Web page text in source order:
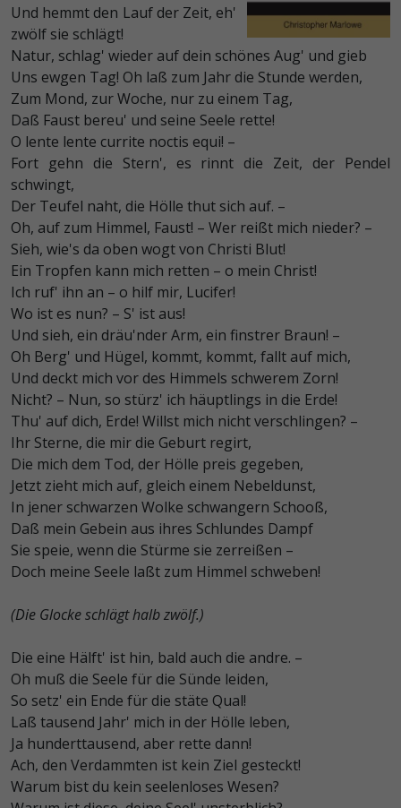
Und hemmt den Lauf der Zeit, eh'
zwölf sie schlägt!
Natur, schlag' wieder auf dein schönes Aug' und gieb
Uns ewgen Tag! Oh laß zum Jahr die Stunde werden,
Zum Mond, zur Woche, nur zu einem Tag,
Daß Faust bereu' und seine Seele rette!
O lente lente currite noctis equi! –
Fort gehn die Stern', es rinnt die Zeit, der Pendel
schwingt,
Der Teufel naht, die Hölle thut sich auf. –
Oh, auf zum Himmel, Faust! – Wer reißt mich nieder? –
Sieh, wie's da oben wogt von Christi Blut!
Ein Tropfen kann mich retten – o mein Christ!
Ich ruf' ihn an – o hilf mir, Lucifer!
Wo ist es nun? – S' ist aus!
Und sieh, ein dräu'nder Arm, ein finstrer Braun! –
Oh Berg' und Hügel, kommt, kommt, fallt auf mich,
Und deckt mich vor des Himmels schwerem Zorn!
Nicht? – Nun, so stürz' ich häuptlings in die Erde!
Thu' auf dich, Erde! Willst mich nicht verschlingen? –
Ihr Sterne, die mir die Geburt regirt,
Die mich dem Tod, der Hölle preis gegeben,
Jetzt zieht mich auf, gleich einem Nebeldunst,
In jener schwarzen Wolke schwangern Schooß,
Daß mein Gebein aus ihres Schlundes Dampf
Sie speie, wenn die Stürme sie zerreißen –
Doch meine Seele laßt zum Himmel schweben!
(Die Glocke schlägt halb zwölf.)
Die eine Hälft' ist hin, bald auch die andre. –
Oh muß die Seele für die Sünde leiden,
So setz' ein Ende für die stäte Qual!
Laß tausend Jahr' mich in der Hölle leben,
Ja hunderttausend, aber rette dann!
Ach, den Verdammten ist kein Ziel gesteckt!
Warum bist du kein seelenloses Wesen?